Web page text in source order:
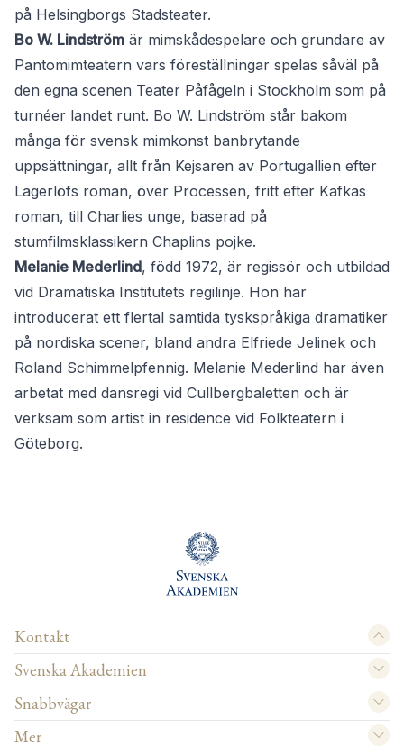
på Helsingborgs Stadsteater.
Bo W. Lindström är mimskådespelare och grundare av
Pantomimteatern vars föreställningar spelas såväl på
den egna scenen Teater Påfågeln i Stockholm som på
turnéer landet runt. Bo W. Lindström står bakom
många för svensk mimkonst banbrytande
uppsättningar, allt från Kejsaren av Portugallien efter
Lagerlöfs roman, över Processen, fritt efter Kafkas
roman, till Charlies unge, baserad på
stumfilmsklassikern Chaplins pojke.
Melanie Mederlind, född 1972, är regissör och utbildad
vid Dramatiska Institutets regilinje. Hon har
introducerat ett flertal samtida tyskspråkiga dramatiker
på nordiska scener, bland andra Elfriede Jelinek och
Roland Schimmelpfennig. Melanie Mederlind har även
arbetat med dansregi vid Cullbergbaletten och är
verksam som artist in residence vid Folkteatern i
Göteborg.
Kontakt
Svenska Akademien
Snabbvägar
Mer